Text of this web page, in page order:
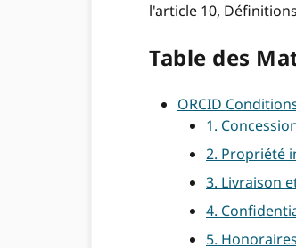
l'article 10,
Table des
ORCID
1.
2. Propriété
3. Livraison
4.
5.